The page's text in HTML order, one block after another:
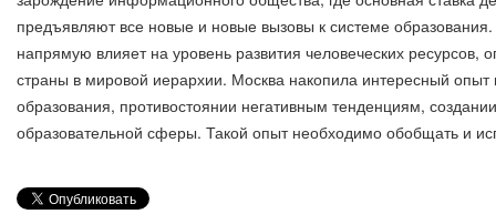
предъявляют все новые и новые вызовы к системе
напрямую влияет на уровень развития человеческих
страны в мировой иерархии. Москва накопила интересный опыт
образования, противостоянии негативным тенденциям,
образовательной сферы. Такой опыт необходимо обобщать и